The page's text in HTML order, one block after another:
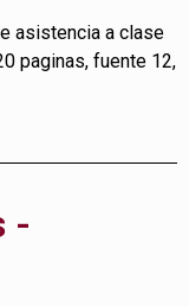
asistencia a clase
paginas, fuente 12,
-